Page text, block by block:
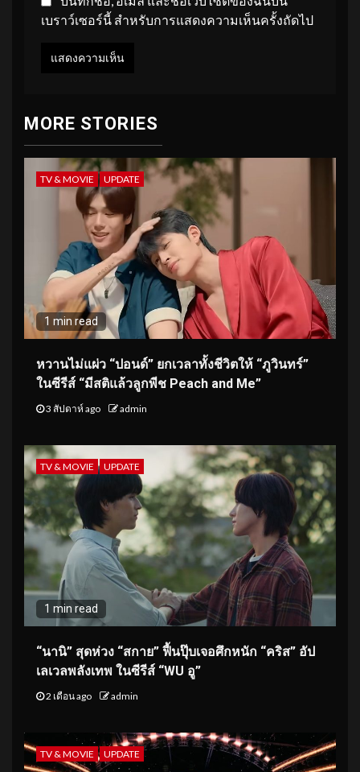
เบราว์เซอร์นี้ สำหรับการแสดงความเห็นครั้งถัดไป
MORE STORIES
TV & MOVIE UPDATE
1 min read
หวานไม่แผ่ว “ปอนด์” ยกเวลาทั้งชีวิตให้ “ภูวินทร์”
ในซีรีส์ “มีสติแล้วลูกพีช Peach and Me”
3 สัปดาห์ ago admin
TV & MOVIE UPDATE
1 min read
“นานิ” สุดห่วง “สกาย” ฟื้นปุ๊บเจอศึกหนัก “คริส” อัป
เลเวลพลังเทพ ในซีรีส์ “WU อู”
2 เดือน ago admin
TV & MOVIE UPDATE